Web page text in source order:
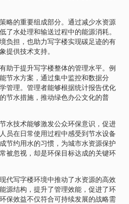
略的重要组成部分。通过减少水资源
了水处理和输送过程中的能源消耗。
负担，也助力写字楼实现碳足迹的有
提供技术支持。
助于提升写字楼整体的管理水平。例
节水方案，通过集中监控和数据分
管理。管理者能够根据统计报告优化
节水措施，推动绿色办公文化的普
水技术能够激发公众环保意识，促进
员在日常使用过程中感受到节水设备
节约用水的习惯，为城市水资源保护
被忽视，却是环保目标达成的关键环
代写字楼环境中推动了水资源的高效
源结构，提升了管理效能，促进了环
保效益不仅符合可持续发展的战略需